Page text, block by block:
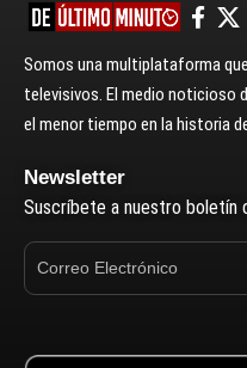
Somos una multiplataforma
televisivos. El medio noticioso
el menor tiempo en la historia
Newsletter
Suscríbete a nuestro boletín